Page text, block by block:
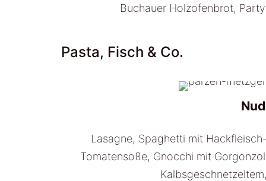
Buchauer Holzofenbrot,
Pasta, Fisch & Co.
Lasagne, Spaghetti mit
Tomatensoße, Gnocchi mit